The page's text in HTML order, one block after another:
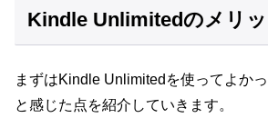
Kindle Unlimitedのメリッ
まずはKindle Unlimitedを使ってよか
と感じた点を紹介していきます。